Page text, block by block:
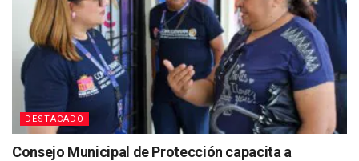
DESTACADO
Consejo Municipal de Protección capacita a